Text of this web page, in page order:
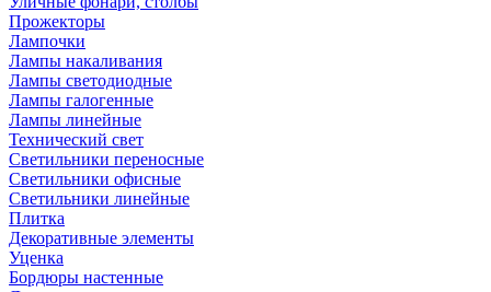
Прожекторы
Лампочки
Лампы накаливания
Лампы светодиодные
Лампы галогенные
Лампы линейные
Технический свет
Светильники переносные
Светильники офисные
Светильники линейные
Плитка
Декоративные элементы
Уценка
Бордюры настенные